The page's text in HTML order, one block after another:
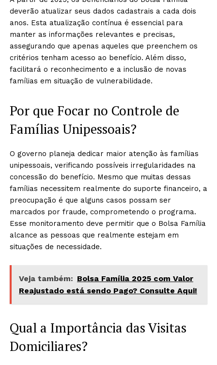
deverão atualizar seus dados cadastrais a cada dois
anos. Esta atualização contínua é essencial para
manter as informações relevantes e precisas,
assegurando que apenas aqueles que preenchem os
critérios tenham acesso ao benefício. Além disso,
facilitará o reconhecimento e a inclusão de novas
famílias em situação de vulnerabilidade.
Por que Focar no Controle de
Famílias Unipessoais?
O governo planeja dedicar maior atenção às famílias
unipessoais, verificando possíveis irregularidades na
concessão do benefício. Mesmo que muitas dessas
famílias necessitem realmente do suporte financeiro, a
preocupação é que alguns casos possam ser
marcados por fraude, comprometendo o programa.
Esse monitoramento deve permitir que o Bolsa Família
alcance as pessoas que realmente estejam em
situações de necessidade.
Veja também: Bolsa Família 2025 com Valor
Reajustado está sendo Pago? Consulte Aqui!
Qual a Importância das Visitas
Domiciliares?